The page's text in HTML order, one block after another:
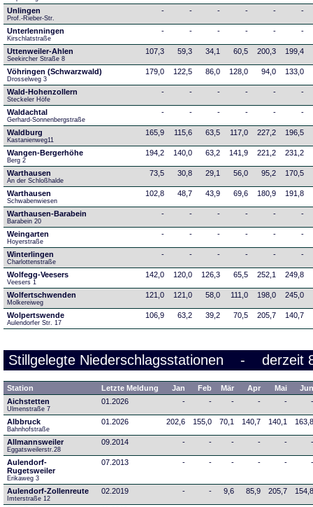
Unlingen
Prof.-Rieber-Str.
- - - - - -
Unterlenningen
Kirschlatstraße
- - - - - -
Uttenweiler-Ahlen
Seekircher Straße 8
107,3 59,3 34,1 60,5 200,3 199,4
Vöhringen (Schwarzwald)
Drosselweg 3
179,0 122,5 86,0 128,0 94,0 133,0
Wald-Hohenzollern
Steckeler Höfe
- - - - - -
Waldachtal
Gerhard-Sonnenbergstraße
- - - - - -
Waldburg
Kastanienweg11
165,9 115,6 63,5 117,0 227,2 196,5
Wangen-Bergerhöhe
Berg 2
194,2 140,0 63,2 141,9 221,2 231,2
Warthausen
An der Schloßhalde
73,5 30,8 29,1 56,0 95,2 170,5
Warthausen
Schwabenwiesen
102,8 48,7 43,9 69,6 180,9 191,8
Warthausen-Barabein
Barabein 20
- - - - - -
Weingarten
Hoyerstraße
- - - - - -
Winterlingen
Charlottenstraße
- - - - - -
Wolfegg-Veesers
Veesers 1
142,0 120,0 126,3 65,5 252,1 249,8
Wolfertschwenden
Molkereiweg
121,0 121,0 58,0 111,0 198,0 245,0
Wolpertswende
Aulendorfer Str. 17
106,9 63,2 39,2 70,5 205,7 140,7
Stillgelegte Niederschlagsstationen - derzeit
Station Letzte Meldung Jan Feb Mär Apr Mai
Aichstetten
Ulmenstraße 7
01.2026 - - - - -
Albbruck
Bahnhofstraße
01.2026 202,6 155,0 70,1 140,7 140,1
Allmannsweiler
Eggatsweilerstr.28
09.2014 - - - - -
Aulendorf-
Rugetsweiler
Erikaweg 3
07.2013 - - - - -
Aulendorf-Zollenreute
Imterstraße 12
02.2019 - - 9,6 85,9 205,7